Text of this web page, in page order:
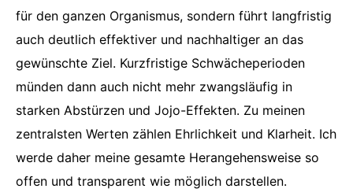
für den ganzen Organismus, sondern führt langfristig
auch deutlich effektiver und nachhaltiger an das
gewünschte Ziel. Kurzfristige Schwächeperioden
münden dann auch nicht mehr zwangsläufig in
starken Abstürzen und Jojo-Effekten. Zu meinen
zentralsten Werten zählen Ehrlichkeit und Klarheit. Ich
werde daher meine gesamte Herangehensweise so
offen und transparent wie möglich darstellen.